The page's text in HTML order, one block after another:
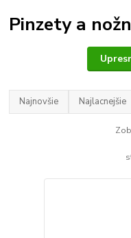
Pinzety a
Najnovšie Najlacnejšie